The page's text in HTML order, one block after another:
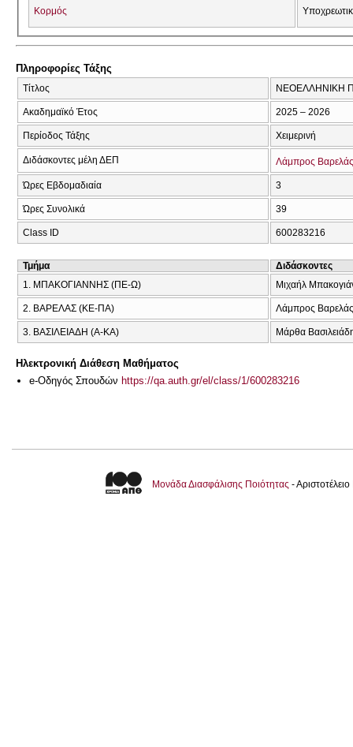
Κορμός
Πληροφορίες Τάξης
Τίτλος ΝΕΟΕΛΛΗΝΙΚΗ
Ακαδημαϊκό Έτος 2025 – 2026
Περίοδος Τάξης Χειμερινή
Διδάσκοντες μέλη ΔΕΠ Λάμπρος Βαρελάς
Ώρες Εβδομαδιαία 3
Ώρες Συνολικά 39
Class ID 600283216
Τμήμα
Διδάσκοντες
1. ΜΠΑΚΟΓΙΑΝΝΗΣ (ΠΕ-Ω)
Μιχαήλ
2. ΒΑΡΕΛΑΣ (ΚΕ-ΠΑ) Λάμπρος Βαρελάς
3. ΒΑΣΙΛΕΙΑΔΗ (Α-ΚΑ) Μάρθα
Ηλεκτρονική Διάθεση Μαθήματος
e-Οδηγός Σπουδών https://qa.auth.gr/el/class/1/600283216
Μονάδα Διασφάλισης Ποιότητας -